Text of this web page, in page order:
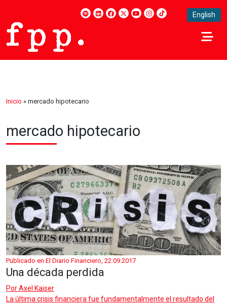
English
Inicio » mercado hipotecario
mercado hipotecario
Publicado en El Diario Financiero, 22.09.2017
Una década perdida
PorAxel Kaiser
La última crisis financiera fue fundamentalmente el resultado del